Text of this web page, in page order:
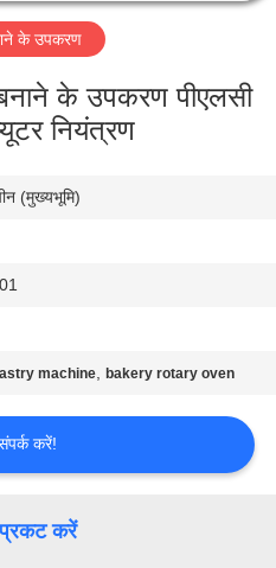
के उपकरण
के उपकरण पीएलसी
नियंत्रण
(मुख्यभूमि)
machine,bakery rotary oven
करें!
प्रकट करें